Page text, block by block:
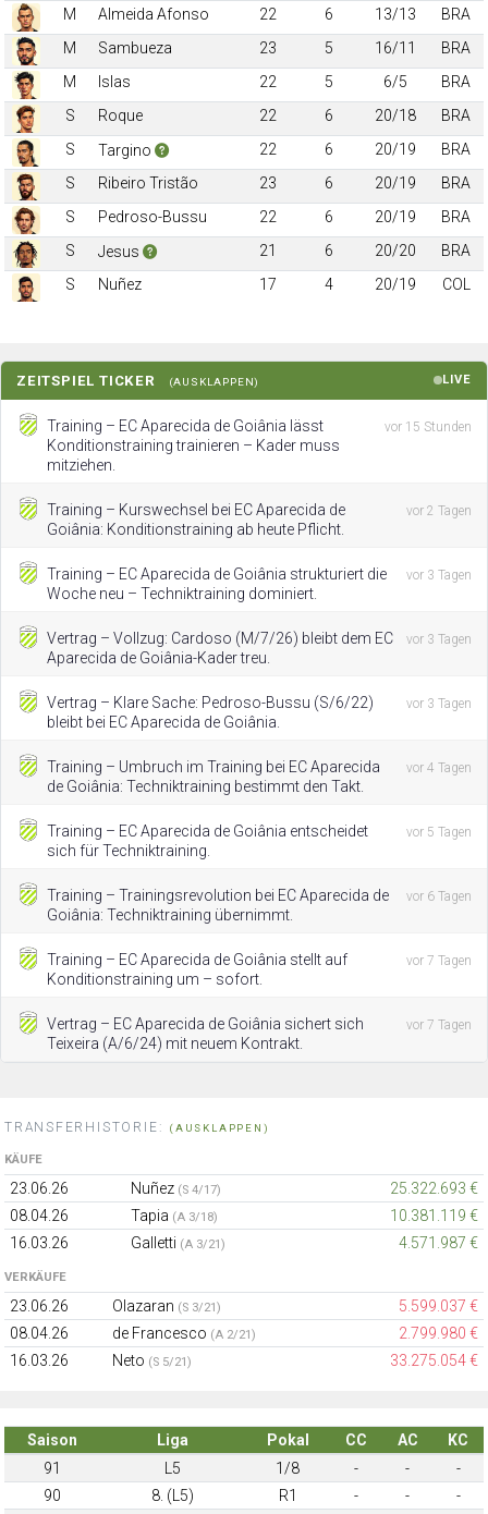
M
Almeida Afonso 22 6 13/13
BRA
M
Sambueza 23 5 16/11
BRA
M
Islas 22 5 6/5
BRA
S
Roque 22 6 20/18
BRA
S
Targino 22 6 20/19
BRA
S
Ribeiro Tristão 23 6 20/19
BRA
S
Pedroso-Bussu 22 6 20/19
BRA
S
Jesus 21 6 20/20
BRA
S
Nuñez 17 4 20/19 COL
ZEITSPIEL TICKER (AUSKLAPPEN) LIVE
Training – EC Aparecida de Goiânia lässt
Konditionstraining trainieren – Kader muss
mitziehen.
vor 15 Stunden
Training – Kurswechsel bei EC Aparecida de
Goiânia: Konditionstraining ab heute Pflicht.
vor 2 Tagen
Training – EC Aparecida de Goiânia strukturiert die
Woche neu – Techniktraining dominiert.
vor 3 Tagen
Vertrag – Vollzug: Cardoso (M/7/26) bleibt dem EC
Aparecida de Goiânia-Kader treu.
vor 3 Tagen
Vertrag – Klare Sache: Pedroso-Bussu (S/6/22)
bleibt bei EC Aparecida de Goiânia.
vor 3 Tagen
Training – Umbruch im Training bei EC Aparecida
de Goiânia: Techniktraining bestimmt den Takt.
vor 4 Tagen
Training – EC Aparecida de Goiânia entscheidet
sich für Techniktraining.
vor 5 Tagen
Training – Trainingsrevolution bei EC Aparecida de
Goiânia: Techniktraining übernimmt.
vor 6 Tagen
Training – EC Aparecida de Goiânia stellt auf
Konditionstraining um – sofort.
vor 7 Tagen
Vertrag – EC Aparecida de Goiânia sichert sich
Teixeira (A/6/24) mit neuem Kontrakt.
vor 7 Tagen
TRANSFERHISTORIE: (AUSKLAPPEN)
KÄUFE
23.06.26 Nuñez (S 4/17)
25.322.693 €
08.04.26
Tapia (A 3/18)
10.381.119 €
16.03.26
Galletti (A 3/21) 4.571.987 €
VERKÄUFE
23.06.26 Olazaran (S 3/21)
5.599.037 €
08.04.26
de Francesco (A 2/21)
2.799.980 €
16.03.26
Neto (S 5/21) 33.275.054 €
Saison Liga Pokal CC AC
KC
91
L5 1/8 - -
-
90
8. (L5) R1 - -
-